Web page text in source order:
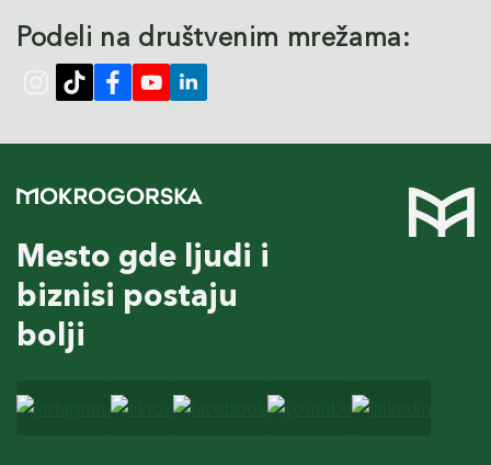
Podeli na društvenim mrežama:
Mesto gde ljudi i
biznisi postaju
bolji